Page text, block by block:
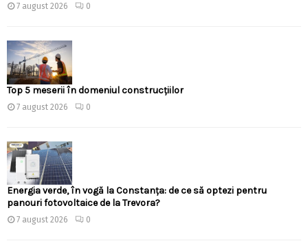
7 august 2026 0
Top 5 meserii în domeniul construcțiilor
7 august 2026 0
Energia verde, în vogă la Constanța: de ce să optezi pentru
panouri fotovoltaice de la Trevora?
7 august 2026 0